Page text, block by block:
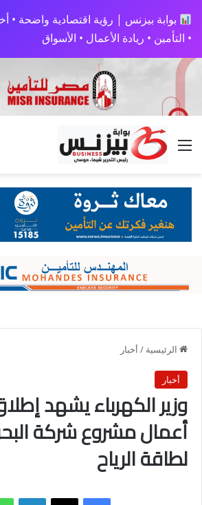
بوابة بيزنس | رؤية اقتصادية واضحة •
• التأمين • ريادة الأعمال • الأسواق
القائمة
الرئيسية / أخبار
أخبار
وزير الكهرباء يشهد
أعمال مشروع شركة
لطاقة الرياح
فيسبوك X لينكدإن